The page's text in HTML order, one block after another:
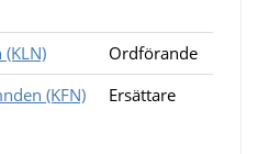
Ordförande
(KFN)
Ersättare